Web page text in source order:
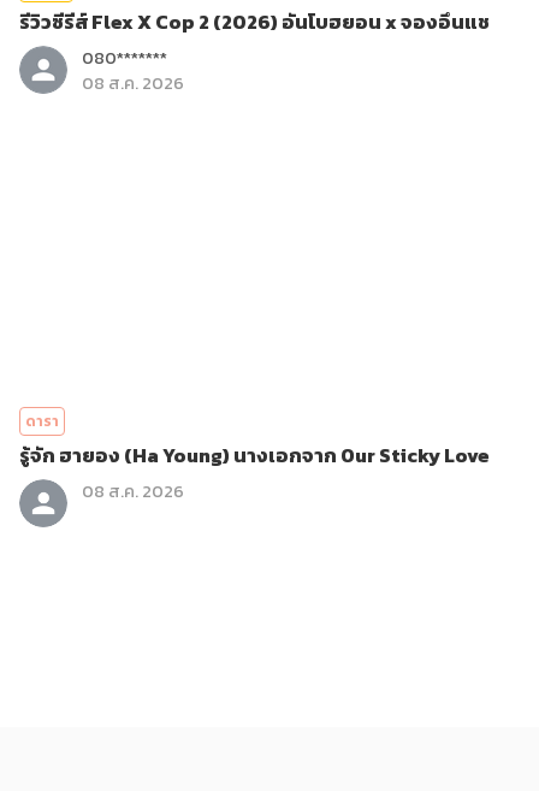
รีวิวซีรีส์ Flex X Cop 2 (2026) อันโบฮยอน x จองอึนแช
080*******
08 ส.ค. 2026
ดารา
รู้จัก ฮายอง (Ha Young) นางเอกจาก Our Sticky Love
08 ส.ค. 2026